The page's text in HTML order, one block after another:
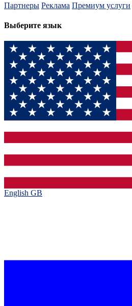
Партнеры Реклама Премиум услуги
Выберите язык
English GB‎